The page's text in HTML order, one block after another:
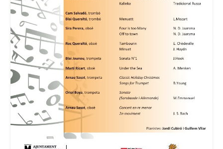
Lloguer d’instruments
Taxes
Activitats
Horaris
Horaris curs 2026/2027
Contacta